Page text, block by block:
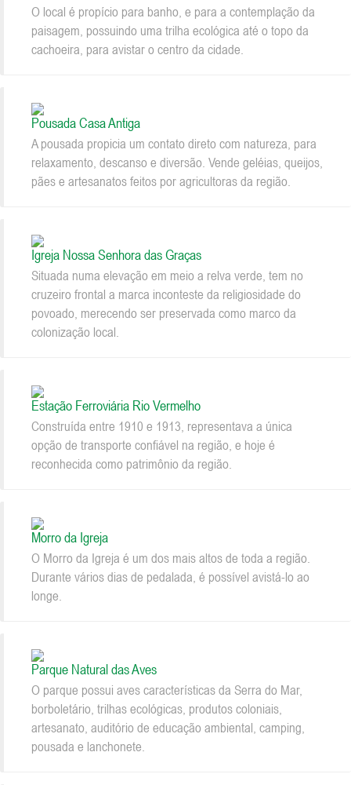
O local é propício para banho, e para a contemplação da
paisagem, possuindo uma trilha ecológica até o topo da
cachoeira, para avistar o centro da cidade.
Pousada Casa Antiga
A pousada propicia um contato direto com natureza, para
relaxamento, descanso e diversão. Vende geléias, queijos,
pães e artesanatos feitos por agricultoras da região.
Igreja Nossa Senhora das Graças
Situada numa elevação em meio a relva verde, tem no
cruzeiro frontal a marca inconteste da religiosidade do
povoado, merecendo ser preservada como marco da
colonização local.
Estação Ferroviária Rio Vermelho
Construída entre 1910 e 1913, representava a única
opção de transporte confiável na região, e hoje é
reconhecida como patrimônio da região.
Morro da Igreja
O Morro da Igreja é um dos mais altos de toda a região.
Durante vários dias de pedalada, é possível avistá-lo ao
longe.
Parque Natural das Aves
O parque possui aves características da Serra do Mar,
borboletário, trilhas ecológicas, produtos coloniais,
artesanato, auditório de educação ambiental, camping,
pousada e lanchonete.